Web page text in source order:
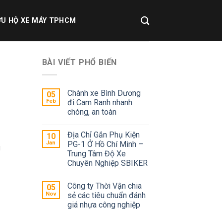
HỘ XE MÁY TPHCM
BÀI VIẾT PHỔ BIẾN
05
Feb
Chành xe Bình Dương
đi Cam Ranh nhanh
chóng, an toàn
10
Jan
Địa Chỉ Gắn Phụ Kiện
PG-1 Ở Hồ Chí Minh –
Trung Tâm Độ Xe
Chuyên Nghiệp SBIKER
05
Nov
Công ty Thời Vận chia
sẻ các tiêu chuẩn đánh
giá nhựa công nghiệp